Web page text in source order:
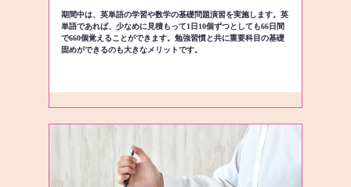
期間中は、英単語の学習や数学の基礎問題演習を実施します。英
単語であれば、少なめに見積もって1日10個ずつとしても66日間
で660個覚えることができます。勉強習慣と共に重要科目の基礎
固めができるのも大きなメリットです。